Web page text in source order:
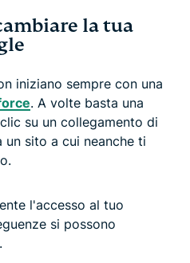
la tua
iniziano sempre con una
. A volte basta una
su un collegamento di
un sito a cui neanche ti
l'accesso al tuo
si possono